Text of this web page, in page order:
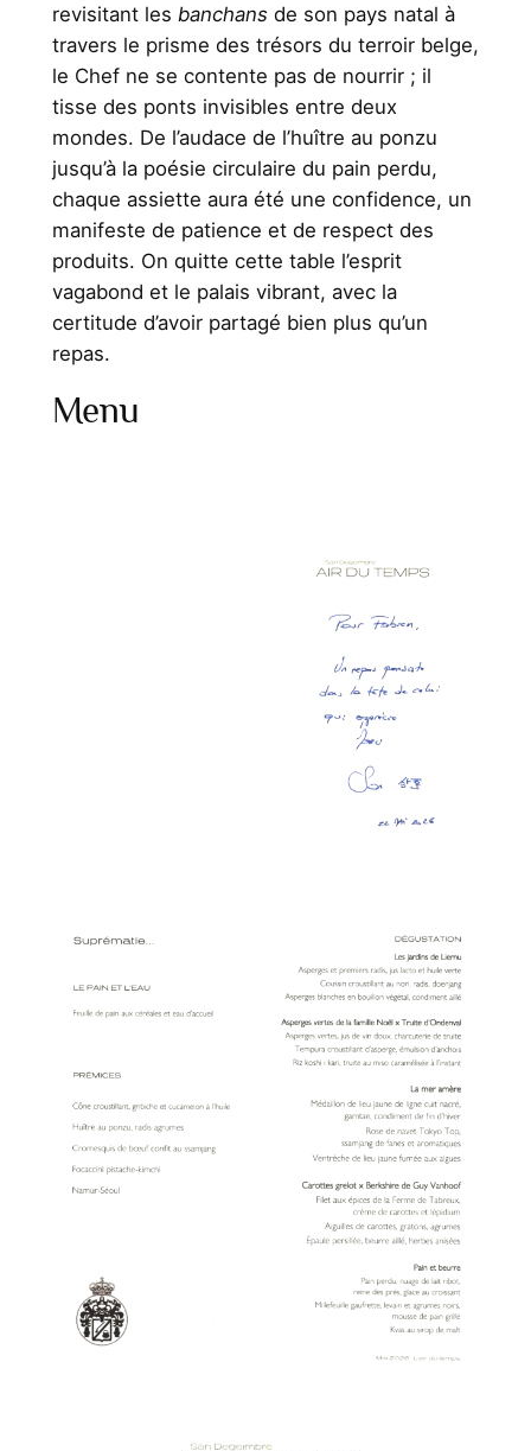
revisitant les banchans de son pays natal à
travers le prisme des trésors du terroir belge,
le Chef ne se contente pas de nourrir ; il
tisse des ponts invisibles entre deux
mondes. De l’audace de l’huître au ponzu
jusqu’à la poésie circulaire du pain perdu,
chaque assiette aura été une confidence, un
manifeste de patience et de respect des
produits. On quitte cette table l’esprit
vagabond et le palais vibrant, avec la
certitude d’avoir partagé bien plus qu’un
repas.
Menu